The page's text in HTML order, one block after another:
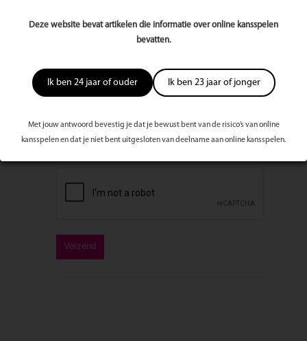
Deze website bevat artikelen die informatie over online kansspelen
bevatten.
Ik ben 24 jaar of ouder Ik ben 23 jaar of jonger
Met jouw antwoord bevestig je dat je bewust bent van de risico’s van online
kansspelen en dat je niet bent uitgesloten van deelname aan online kansspelen.
E-mailadres
Bericht